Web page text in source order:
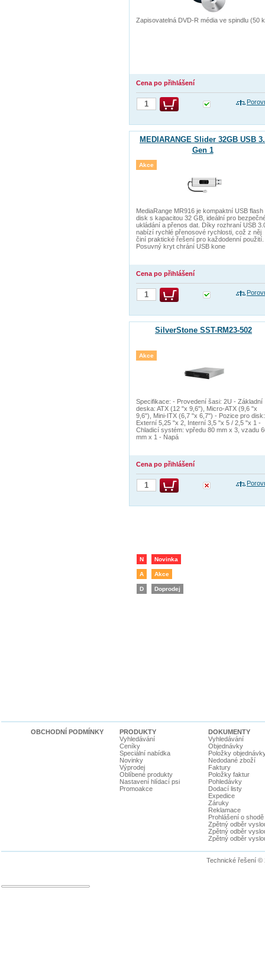
Zapisovatelná DVD-R média ve spindlu (50
Cena po přihlášení
MEDIARANGE Slider 32GB USB
Gen 1
MediaRange MR916 je kompaktní USB flash
disk s kapacitou 32 GB, ideální pro
ukládání a přenos dat. Díky rozhraní USB
nabízí rychlé přenosové rychlosti, což z něj
činí praktické řešení pro každodenní použití.
Posuvný kryt chrání USB kone
Cena po přihlášení
Akce
SilverStone SST-RM23-502
Specifikace: - Provedení šasi: 2U - Základní
deska: ATX (12 "x 9,6"), Micro-ATX (9,6 "x
9,6"), Mini-ITX (6,7 "x 6,7") - Pozice pro disk:
Externí 5,25 "x 2, Interní 3,5 "x 5 / 2,5 "x 1 -
Chladicí systém: vpředu 80 mm x 3, vzadu
mm x 1 - Napá
Cena po přihlášení
Akce
N Novinka
A Akce
D Doprodej
OBCHODNÍ PODMÍNKY
PRODUKTY
Vyhledávání
Ceníky
Speciální nabídka
Novinky
Výprodej
Oblíbené produkty
Nastavení hlídací psi
Promoakce
DOKUMENTY
Vyhledávání
Objednávky
Položky
Nedodané zboží
Faktury
Položky faktur
Pohledávky
Dodací listy
Expedice
Záruky
Reklamace
Prohlášení o shodě
Zpětný odběr
Zpětný odběr
Zpětný odběr
Technické řešení ©